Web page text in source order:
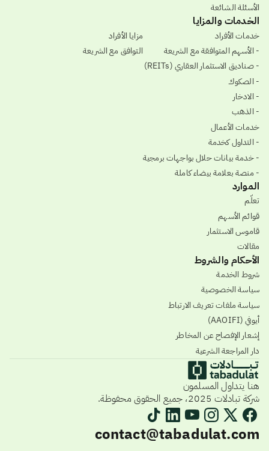
الأسئلة الشائعة
الخدمات والمزايا
خدمات الأفراد
- الأسهم المتوافقة مع الشريعة
- صناديق الاستثمار العقاري (REITs)
- الصكوك
- الادخار
- الذهب
خدمات الأعمال
- التداول كخدمة
- خدمة بيانات حلال بواجهات برمجية
- منصة بعلامة بيضاء كاملة
مزايا الأفراد
التوافق مع الشريعة
الموارد
تعلّم
قوائم الأسهم
قاموس الاستثمار
مقالات
الأحكام والشروط
شروط الخدمة
سياسة الخصوصية
سياسة ملفات تعريف الارتباط
أيوفي (AAOIFI)
إشعار الإفصاح عن المخاطر
دار المراجعة الشرعية
هنا يتداول المسلمون
شركة تبادلات 2025، جميع الحقوق محفوظة.
contact@tabadulat.com